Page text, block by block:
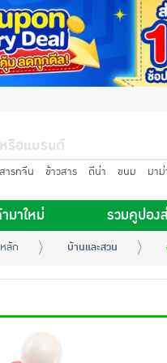
ารทจีน ข้าวสาร ดีน่า ขนม มาม่
มาใหม่ รวมคูปอง
ลัก บ้านและสวน